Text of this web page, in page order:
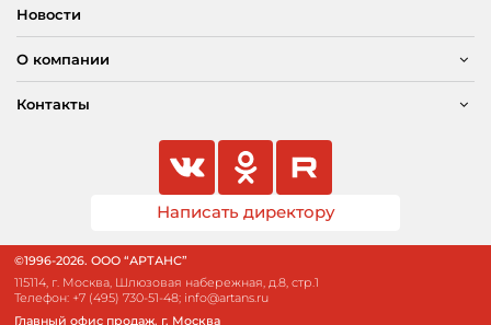
Новости
О компании
Контакты
Написать директору
©1996-2026. ООО “АРТАНС”
115114, г. Москва, Шлюзовая набережная, д.8, стр.1
Телефон: +7 (495) 730-51-48; info@artans.ru
Главный офис продаж. г. Москва